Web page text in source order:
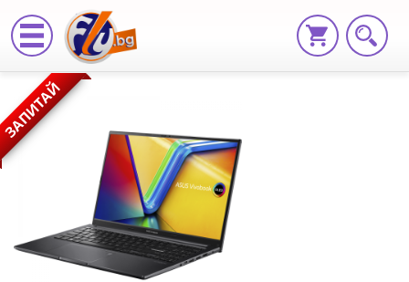
Лаптоп
ASUS
M1505YA-
MA427
M1505YA-
MA427
ЗАПИТАЙ